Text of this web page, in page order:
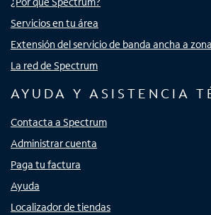
Servicios en tu área
Extensión del servicio de banda ancha a
La red de Spectrum
AYUDA Y ASISTENCIA
Contacta a Spectrum
Administrar cuenta
Paga tu factura
Ayuda
Localizador de tiendas